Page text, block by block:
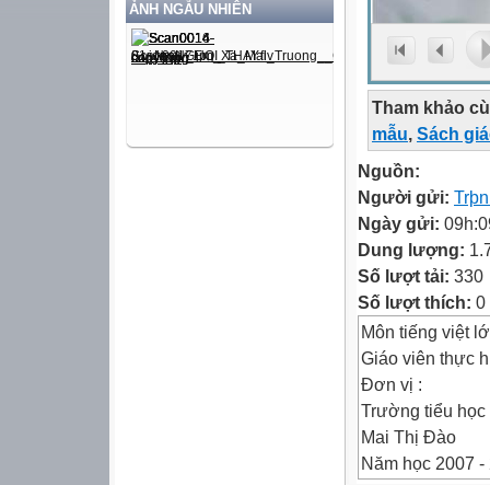
ẢNH NGẪU NHIÊN
Tham khảo
mẫu, Sách
Nguồn:
Người gửi:
Ngày gửi:
Dung lượng:
Số lượt tải: 330
Số lượt thích: 0
Môn tiếng việt
Giáo viên thực
Đơn vị :
Trường tiểu
Mai Thị Đào
Năm học 2007 -